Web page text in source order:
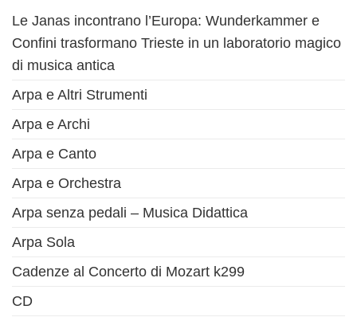
Le Janas incontrano l’Europa: Wunderkammer e
Confini trasformano Trieste in un laboratorio magico
di musica antica
Arpa e Altri Strumenti
Arpa e Archi
Arpa e Canto
Arpa e Orchestra
Arpa senza pedali – Musica Didattica
Arpa Sola
Cadenze al Concerto di Mozart k299
CD